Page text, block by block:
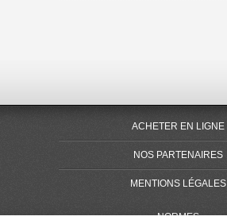
ACHETER EN LIGNE
NOS PARTENAIRES
MENTIONS LÉGALES
NORMES